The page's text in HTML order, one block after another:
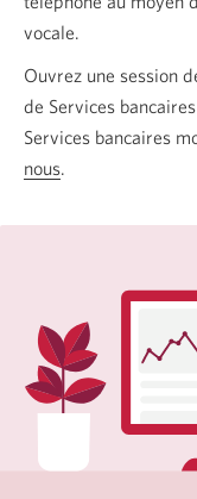
vocale.
Ouvrez une session
de Services
Services bancaires
nous.